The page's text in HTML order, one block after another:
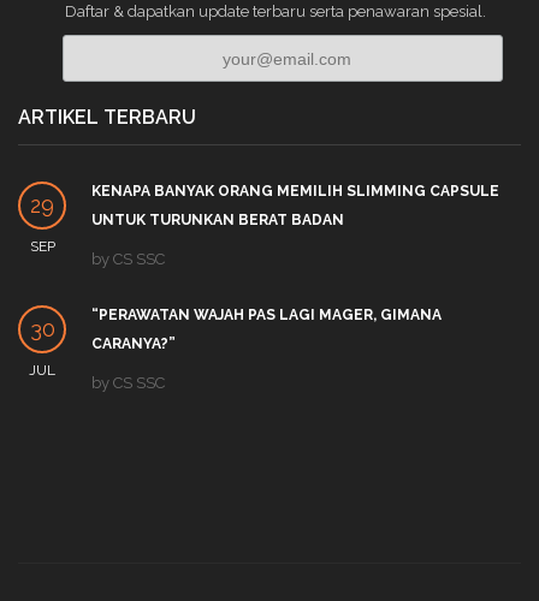
Daftar & dapatkan update terbaru serta penawaran spesial.
ARTIKEL TERBARU
29
SEP
KENAPA BANYAK ORANG MEMILIH SLIMMING CAPSULE
UNTUK TURUNKAN BERAT BADAN
by CS SSC
30
JUL
“PERAWATAN WAJAH PAS LAGI MAGER, GIMANA
CARANYA?”
by CS SSC